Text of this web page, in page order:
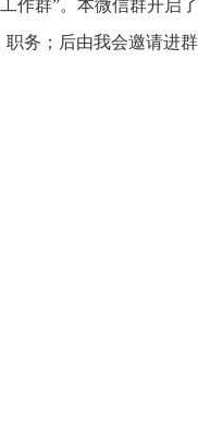
作群”。本微信群开启
职务；后由我会邀请进